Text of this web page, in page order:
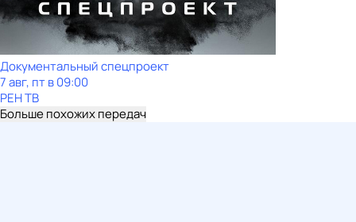
Документальный спецпроект
7 авг, пт в 09:00
РЕН ТВ
Больше похожих передач